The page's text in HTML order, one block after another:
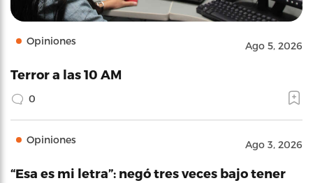
Opiniones Ago 5, 2026
Terror a las 10 AM
0
Opiniones Ago 3, 2026
“Esa es mi letra”: negó tres veces bajo tener